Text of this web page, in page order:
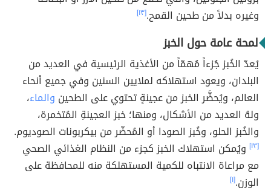
وغيره بدلاً من طحين القمح.[١٣]
لمحة عامة حول الخبز
يُعدّ الخُبز جُزءاً مُهمّاً من الأغذية الرئيسية في العديد من
البلدان، ويعود استهلاكه لملايين السنين وفي جميع أنحاء
العالم، ويُحضَّر الخبز من عجينةٍ تحتوي على الطحين والماء،
ولهُ العديد من الأشكال، ومنها؛ خبز العجينةِ المُتخمرة،
والخُبز الحلو، وخُبز الصودا أو المُحضّر من بيكربونات الصوديوم.
[١٣]
ويُمكن استهلاك الخبز كجزء من النظام الغذائي الصحي
مع مراعاة الانتباه للكمية المستهلكة منه للمحافظة على
الوزن.[١]